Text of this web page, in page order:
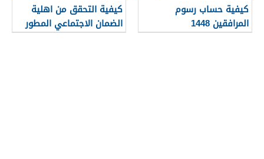
كيفية حساب رسوم
المرافقين 1448
كيفية التحقق من اهلية
الضمان الاجتماعي المطور
1448